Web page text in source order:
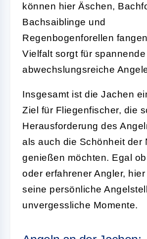
können hier Äschen,
Bachsaiblinge und
Regenbogenforellen
Vielfalt sorgt für
abwechslungsreiche
Insgesamt ist die Jachen
Ziel für Fliegenfischer, die
Herausforderung des
als auch die Schönheit der
genießen möchten. Egal
oder erfahrener Angler,
seine persönliche
unvergessliche Momente.